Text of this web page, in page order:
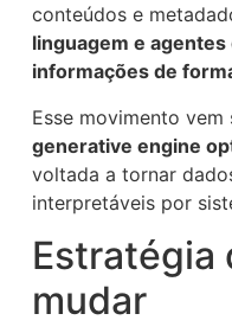
conteúdos e
linguagem e
informações de
Esse movimento
generative engine
voltada a tornar
interpretáveis por
Estratégia
mudar